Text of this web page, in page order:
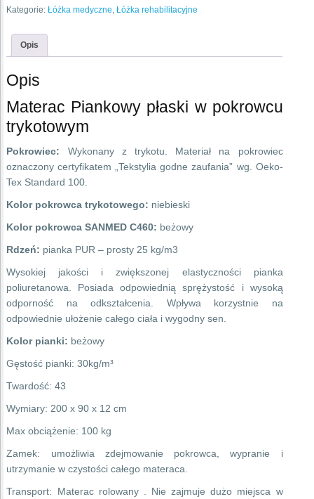
EASY
Kategorie:Łóżka medyczne,Łóżka rehabilitacyjne
Opis
Opis
Materac Piankowy płaski w pokrowcu
trykotowym
Pokrowiec: Wykonany z trykotu. Materiał na pokrowiec
oznaczony certyfikatem „Tekstylia godne zaufania” wg. Oeko-
Tex Standard 100.
Kolor pokrowca trykotowego: niebieski
Kolor pokrowca SANMED C460: beżowy
Rdzeń: pianka PUR – prosty 25 kg/m3
Wysokiej jakości i zwiększonej elastyczności pianka
poliuretanowa. Posiada odpowiednią sprężystość i wysoką
odporność na odkształcenia. Wpływa korzystnie na
odpowiednie ułożenie całego ciała i wygodny sen.
Kolor pianki: beżowy
Gęstość pianki: 30kg/m³
Twardość: 43
Wymiary: 200 x 90 x 12 cm
Max obciążenie: 100 kg
Zamek: umożliwia zdejmowanie pokrowca, wypranie i
utrzymanie w czystości całego materaca.
Transport: Materac rolowany . Nie zajmuje dużo miejsca w